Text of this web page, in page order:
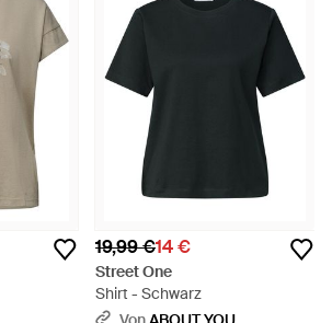
19,99 €14 €
Street One
Shirt - Schwarz